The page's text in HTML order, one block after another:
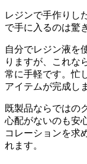
レジンで手作りし
で手に入るのは驚
自分でレジン液を
りますが、これな
常に手軽です。忙
アイテムが完成し
既製品ならではの
心配がないのも安
コレーションを求
れます。